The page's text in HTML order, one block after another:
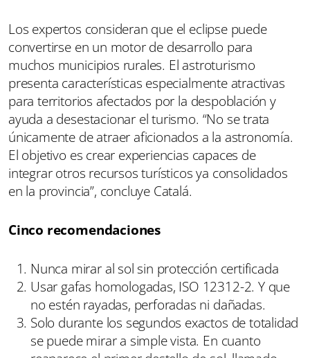
Los expertos consideran que el eclipse puede
convertirse en un motor de desarrollo para
muchos municipios rurales. El astroturismo
presenta características especialmente atractivas
para territorios afectados por la despoblación y
ayuda a desestacionar el turismo. “No se trata
únicamente de atraer aficionados a la astronomía.
El objetivo es crear experiencias capaces de
integrar otros recursos turísticos ya consolidados
en la provincia”, concluye Catalá.
Cinco recomendaciones
Nunca mirar al sol sin protección certificada
Usar gafas homologadas, ISO 12312-2. Y que
no estén rayadas, perforadas ni dañadas.
Solo durante los segundos exactos de totalidad
se puede mirar a simple vista. En cuanto